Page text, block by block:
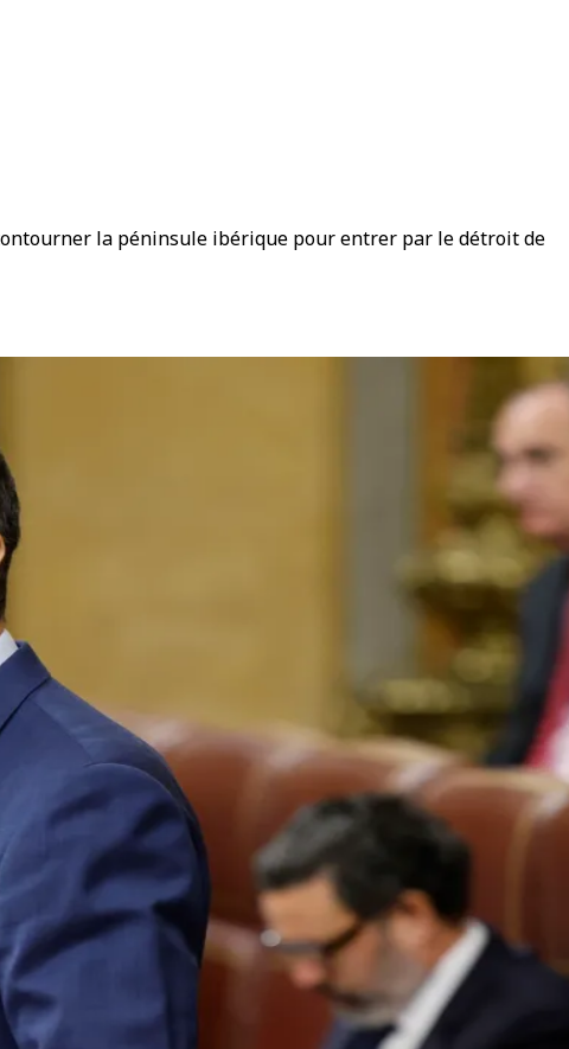
la péninsule ibérique pour entrer par le détroit de